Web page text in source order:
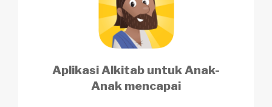
Aplikasi Alkitab untuk Anak-
Anak mencapai